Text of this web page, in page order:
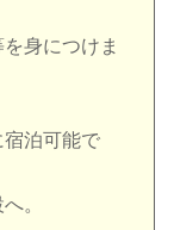
身につけま
泊可能で
。